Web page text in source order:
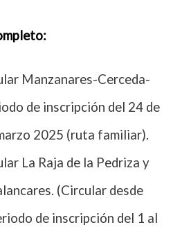
Manzanares-Cerceda-
de inscripción del 24 de
2025 (ruta familiar).
La Raja de la Pedriza y
(Circular desde
de inscripción del 1 al